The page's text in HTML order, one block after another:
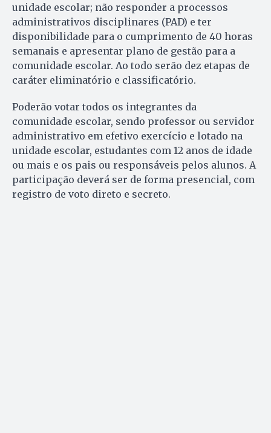
unidade escolar; não responder a processos
administrativos disciplinares (PAD) e ter
disponibilidade para o cumprimento de 40 horas
semanais e apresentar plano de gestão para a
comunidade escolar. Ao todo serão dez etapas de
caráter eliminatório e classificatório.
Poderão votar todos os integrantes da
comunidade escolar, sendo professor ou servidor
administrativo em efetivo exercício e lotado na
unidade escolar, estudantes com 12 anos de idade
ou mais e os pais ou responsáveis pelos alunos. A
participação deverá ser de forma presencial, com
registro de voto direto e secreto.